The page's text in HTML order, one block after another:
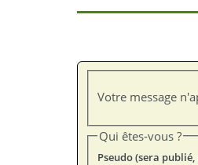
Votre message
Qui êtes-vous ?
Pseudo (sera